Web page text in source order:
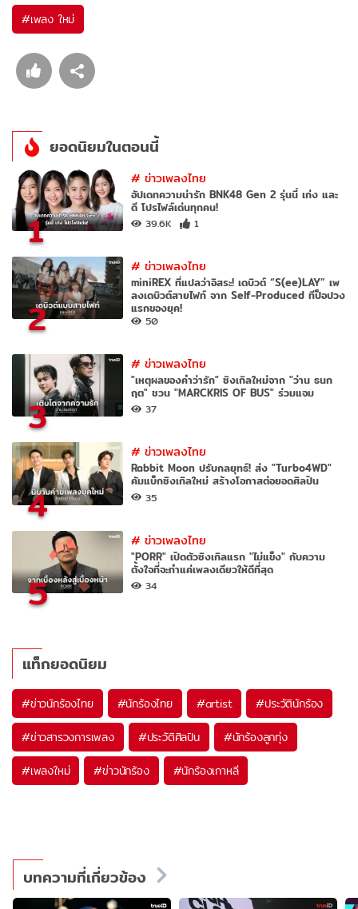
#เพลง ใหม่
ยอดนิยมในตอนนี้
1
#ข่าวเพลงไทย
อัปเดทความน่ารัก BNK48 Gen 2 รุ่นนี้ เก่ง และ
ดี โปรไฟล์เด่นทุกคน!
39.6K 1
2
#ข่าวเพลงไทย
miniREX ที่แปลว่าอิสระ! เดบิวต์ “S(ee)LAY” เพ
ลงเดบิวต์สายไฟท์ จาก Self-Produced ทีป็อปวง
แรกของยุค!
50
3
#ข่าวเพลงไทย
"เหตุผลของคำว่ารัก" ซิงเกิลใหม่จาก "ว่าน ธนก
ฤต" ชวน "MARCKRIS OF BUS" ร่วมแจม
37
4
#ข่าวเพลงไทย
Rabbit Moon ปรับกลยุทธ์! ส่ง "Turbo4WD"
คัมแบ็กซิงเกิลใหม่ สร้างโอกาสต่อยอดศิลปิน
35
5
#ข่าวเพลงไทย
"PORR" เปิดตัวซิงเกิลแรก "ไม่แข็ง" กับความ
ตั้งใจที่จะทำแค่เพลงเดียวให้ดีที่สุด
34
แท็กยอดนิยม
#ข่าวนักร้องไทย #นักร้องไทย #artist #ประวัตินักร้อง
#ข่าวสารวงการเพลง #ประวัติศิลปิน #นักร้องลูกทุ่ง
#เพลงใหม่ #ข่าวนักร้อง #นักร้องเกาหลี
บทความที่เกี่ยวข้อง